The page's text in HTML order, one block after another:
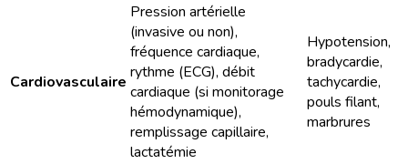
Cardiovasculaire
Pression artérielle
(invasive ou non),
fréquence cardiaque,
rythme (ECG), débit
cardiaque (si monitorage
hémodynamique),
remplissage capillaire,
lactatémie
Hypotension,
bradycardie,
tachycardie,
pouls filant,
marbrures